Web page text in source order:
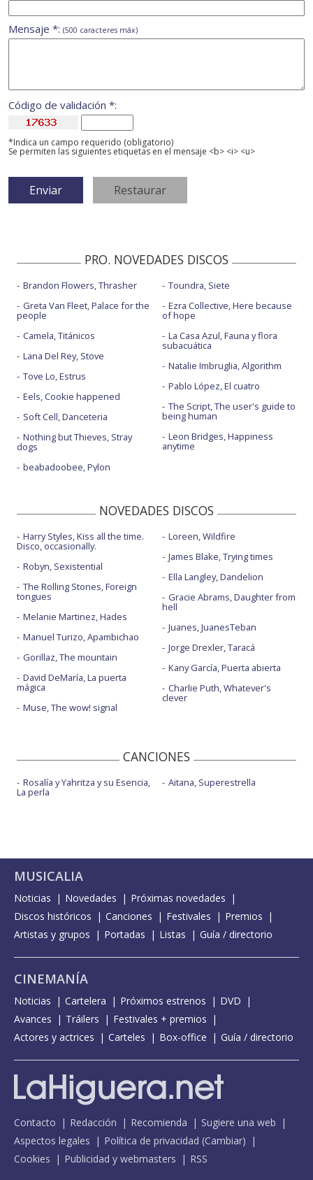
Mensaje *: (500 caracteres máx)
Código de validación *:
*Indica un campo requerido (obligatorio)
Se permiten las siguientes etiquetas en el mensaje <b> <i> <u>
PRO. NOVEDADES DISCOS
Brandon Flowers, Thrasher
Greta Van Fleet, Palace for the
people
Camela, Titánicos
Lana Del Rey, Stove
Tove Lo, Estrus
Eels, Cookie happened
Soft Cell, Danceteria
Nothing but Thieves, Stray
dogs
beabadoobee, Pylon
Toundra, Siete
Ezra Collective, Here because
of hope
La Casa Azul, Fauna y flora
subacuática
Natalie Imbruglia, Algorithm
Pablo López, El cuatro
The Script, The user's guide to
being human
Leon Bridges, Happiness
anytime
NOVEDADES DISCOS
Harry Styles, Kiss all the time.
Disco, occasionally.
Robyn, Sexistential
The Rolling Stones, Foreign
tongues
Melanie Martinez, Hades
Manuel Turizo, Apambichao
Gorillaz, The mountain
David DeMaría, La puerta
mágica
Muse, The wow! signal
Loreen, Wildfire
James Blake, Trying times
Ella Langley, Dandelion
Gracie Abrams, Daughter from
hell
Juanes, JuanesTeban
Jorge Drexler, Taracá
Kany García, Puerta abierta
Charlie Puth, Whatever's
clever
CANCIONES
Rosalía y Yahritza y su Esencia,
La perla
Aitana, Superestrella
MUSICALIA
Noticias Novedades
Próximas novedades
Discos históricos
Canciones Festivales
Premios
Artistas y grupos
Portadas Listas Guía / directorio
CINEMANÍA
Noticias Cartelera Próximos estrenos
DVD
Avances
Tráilers
Festivales + premios
Actores y actrices
Carteles Box-office Guía / directorio
Contacto Redacción Recomienda
Sugiere una web
Aspectos legales
Política de privacidad (Cambiar)
Cookies
Publicidad y webmasters RSS